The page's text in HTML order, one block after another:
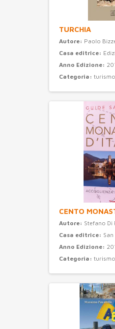
TURCHIA
Autore: Paolo
Casa editrice:
Anno Edizione:
Categoria: turismo
CENTO
Autore: Stefano Di
Casa editrice:
Anno Edizione:
Categoria: turismo